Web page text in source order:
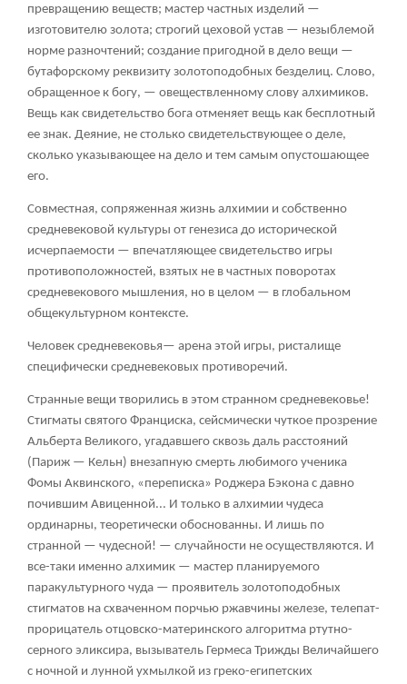
превращению веществ; мастер частных изделий —
изготовителю золота; строгий цеховой устав — незыблемой
норме разночтений; создание пригодной в дело вещи —
бутафорскому реквизиту золотоподобных безделиц. Слово,
обращенное к богу, — овеществленному слову алхимиков.
Вещь как свидетельство бога отменяет вещь как бесплотный
ее знак. Деяние, не столько свидетельствующее о деле,
сколько указывающее на дело и тем самым опустошающее
его.
Совместная, сопряженная жизнь алхимии и собственно
средневековой культуры от генезиса до исторической
исчерпаемости — впечатляющее свидетельство игры
противоположностей, взятых не в частных поворотах
средневекового мышления, но в целом — в глобальном
общекультурном контексте.
Человек средневековья— арена этой игры, ристалище
специфически средневековых противоречий.
Странные вещи творились в этом странном средневековье!
Стигматы святого Франциска, сейсмически чуткое прозрение
Альберта Великого, угадавшего сквозь даль расстояний
(Париж — Кельн) внезапную смерть любимого ученика
Фомы Аквинского, «переписка» Роджера Бэкона с давно
почившим Авиценной... И только в алхимии чудеса
ординарны, теоретически обоснованны. И лишь по
странной — чудесной! — случайности не осуществляются. И
все-таки именно алхимик — мастер планируемого
паракультурного чуда — проявитель золотоподобных
стигматов на схваченном порчью ржавчины железе, телепат-
прорицатель отцовско-материнского алгоритма ртутно-
серного эликсира, вызыватель Гермеса Трижды Величайшего
с ночной и лунной ухмылкой из греко-египетских